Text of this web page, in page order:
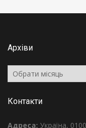
Архіви
Архіви
Контакти
Адреса: Україна,